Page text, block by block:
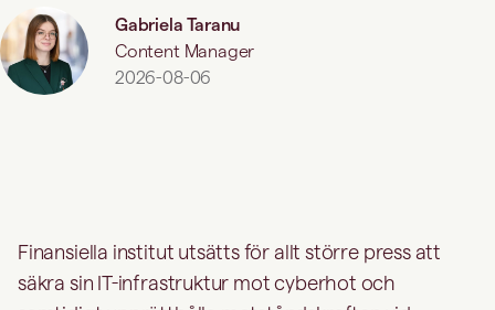
Gabriela Taranu
Content Manager
2026-08-06
Finansiella institut utsätts för allt större press att
säkra sin IT-infrastruktur mot cyberhot och